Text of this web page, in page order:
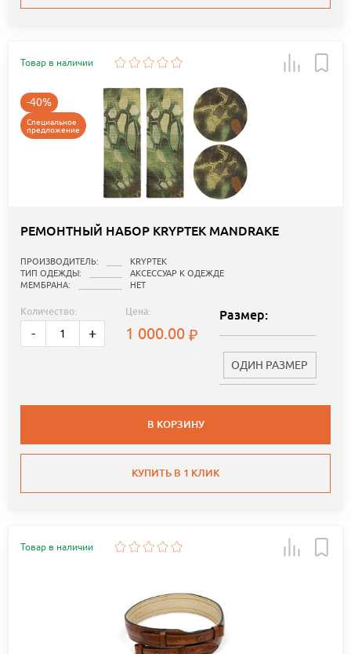
Товар в наличии
-40%
Специальное
предложение
РЕМОНТНЫЙ НАБОР KRYPTEK MANDRAKE
ПРОИЗВОДИТЕЛЬ:
KRYPTEK
ТИП ОДЕЖДЫ:
АКСЕССУАР К ОДЕЖДЕ
МЕМБРАНА:
НЕТ
Количество:
- +
Цена:
1 000.00
Размер:
ОДИН РАЗМЕР
В КОРЗИНУ
КУПИТЬ В 1 КЛИК
Товар в наличии